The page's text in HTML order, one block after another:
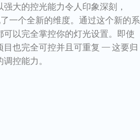
大的控光能力令人印象深刻，
一个全新的维度。通过这个新的系
可以完全掌控你的灯光设置。即使
目也完全可控并且可重复 — 这要归
控能力。